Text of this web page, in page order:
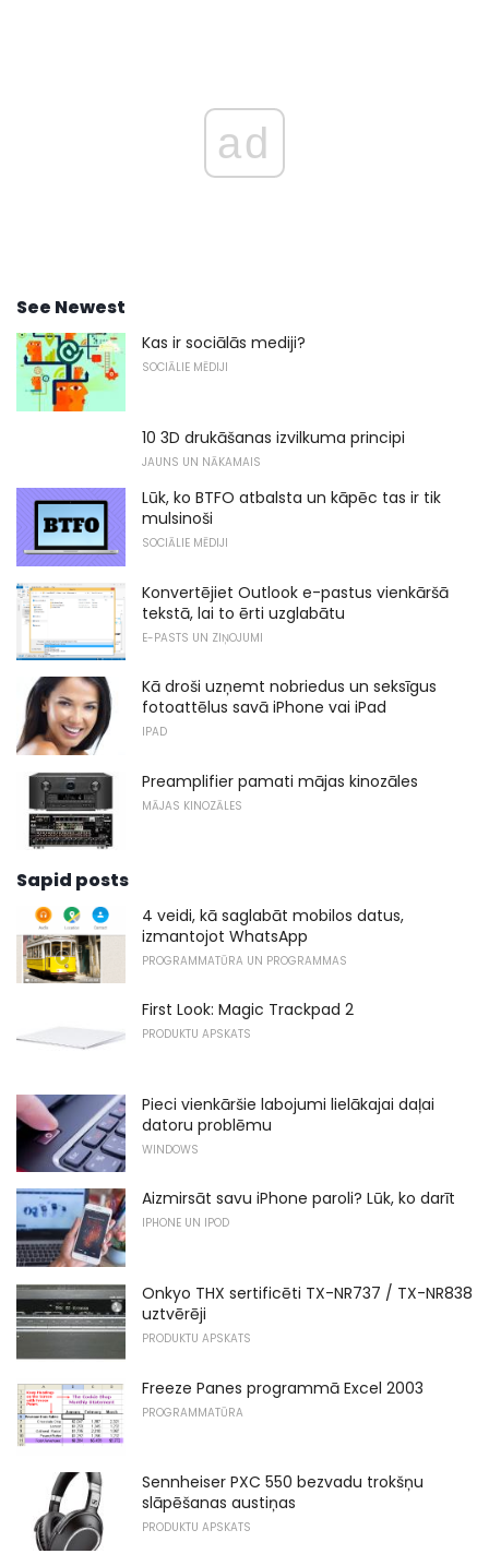
ad
See Newest
Kas ir sociālās mediji?
SOCIĀLIE MĒDIJI
10 3D drukāšanas izvilkuma principi
JAUNS UN NĀKAMAIS
Lūk, ko BTFO atbalsta un kāpēc tas ir tik
mulsinoši
SOCIĀLIE MĒDIJI
Konvertējiet Outlook e-pastus vienkāršā
tekstā, lai to ērti uzglabātu
E-PASTS UN ZIŅOJUMI
Kā droši uzņemt nobriedus un seksīgus
fotoattēlus savā iPhone vai iPad
IPAD
Preamplifier pamati mājas kinozāles
MĀJAS KINOZĀLES
Sapid posts
4 veidi, kā saglabāt mobilos datus,
izmantojot WhatsApp
PROGRAMMATŪRA UN PROGRAMMAS
First Look: Magic Trackpad 2
PRODUKTU APSKATS
Pieci vienkāršie labojumi lielākajai daļai
datoru problēmu
WINDOWS
Aizmirsāt savu iPhone paroli? Lūk, ko darīt
IPHONE UN IPOD
Onkyo THX sertificēti TX-NR737 / TX-NR838
uztvērēji
PRODUKTU APSKATS
Freeze Panes programmā Excel 2003
PROGRAMMATŪRA
Sennheiser PXC 550 bezvadu trokšņu
slāpēšanas austiņas
PRODUKTU APSKATS